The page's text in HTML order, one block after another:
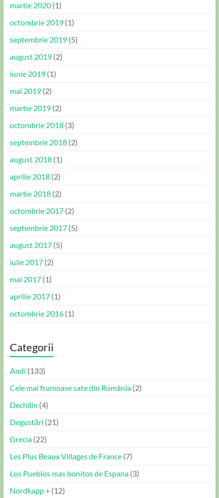
martie 2020(1)
octombrie 2019(1)
septembrie 2019(5)
august 2019(2)
iunie 2019(1)
mai 2019(2)
martie 2019(2)
octombrie 2018(3)
septembrie 2018(2)
august 2018(1)
aprilie 2018(2)
martie 2018(2)
octombrie 2017(2)
septembrie 2017(5)
august 2017(5)
iulie 2017(2)
mai 2017(1)
aprilie 2017(1)
octombrie 2016(1)
Categorii
Andi (133)
Cele mai frumoase sate din România(2)
Dechilin (4)
Degustări (21)
Grecia(22)
Les Plus Beaux Villages de France(7)
Los Pueblos mas bonitos de Espana(3)
Nordkapp +(12)